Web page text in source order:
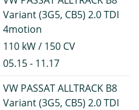
Variant (3G5, CB5) 2.0 TDI
4motion
110 kW / 150 CV
05.15 - 11.17
VW PASSAT ALLTRACK B8
Variant (3G5, CB5) 2.0 TDI